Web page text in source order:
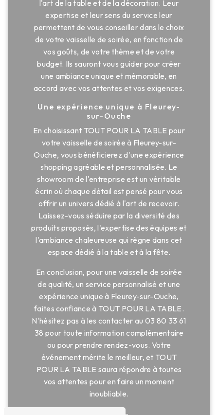
l'art de la table et de la décoration. Leur
expertise et leur sens du service leur
permettent de vous conseiller dans le choix
de votre vaisselle de soirée, en fonction de
vos goûts, de votre thème et de votre
budget. Ils sauront vous guider pour créer
une ambiance unique et mémorable, en
accord avec vos attentes et vos exigences.
Une expérience unique à Fleurey-
sur-Ouche
En choisissant TOUT POUR LA TABLE pour
votre vaisselle de soirée à Fleurey-sur-
Ouche, vous bénéficierez d'une expérience
shopping agréable et personnalisée. Le
showroom de l'entreprise est un véritable
écrin où chaque détail est pensé pour vous
offrir un univers dédié à l'art de recevoir.
Laissez-vous séduire par la diversité des
produits proposés, l'expertise des équipes et
l'ambiance chaleureuse qui règne dans cet
espace dédié à la table et à la fête.
En conclusion, pour une vaisselle de soirée
de qualité, un service personnalisé et une
expérience unique à Fleurey-sur-Ouche,
faites confiance à TOUT POUR LA TABLE.
N'hésitez pas à les contacter au 03 80 33 61
38 pour toute information complémentaire
ou pour prendre rendez-vous. Votre
événement mérite le meilleur, et TOUT
POUR LA TABLE saura répondre à toutes
vos attentes pour en faire un moment
inoubliable.